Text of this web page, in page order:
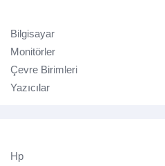
Bilgisayar
Monitörler
Çevre Birimleri
Yazıcılar
Hp